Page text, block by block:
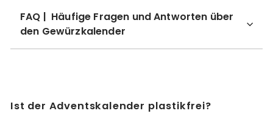
FAQ | Häufige Fragen und Antworten über
den Gewürzkalender
Ist der Adventskalender plastikfrei?